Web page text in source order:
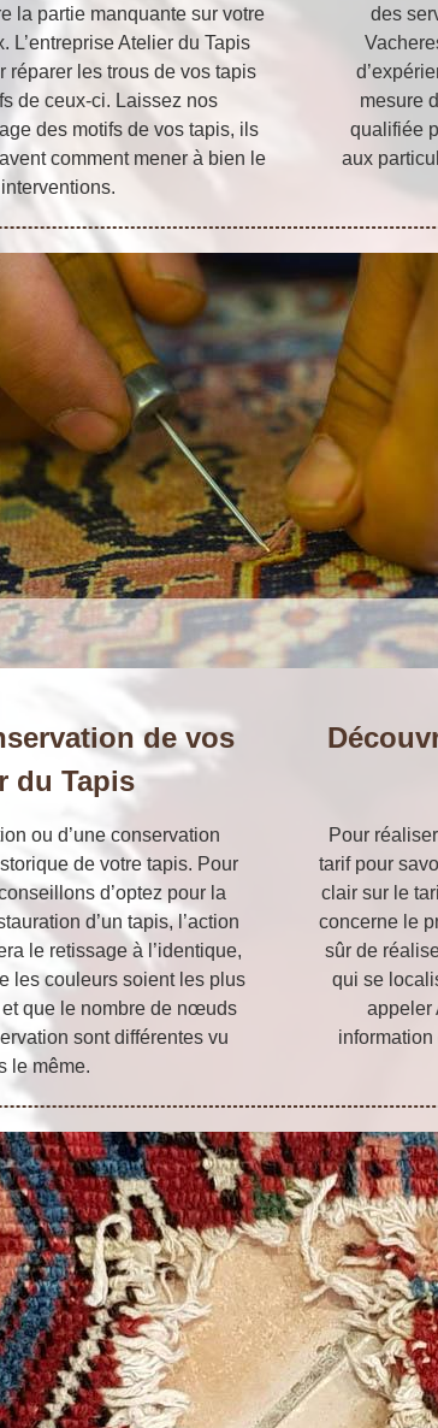
la partie manquante sur votre
L’entreprise Atelier du Tapis
réparer les trous de vos tapis
de ceux-ci. Laissez nos
des motifs de vos tapis, ils
comment mener à bien le
des
mesure
qualifiée
aux
de vos
du Tapis
ou d’une conservation
de votre tapis. Pour
d’optez pour la
d’un tapis, l’action
le retissage à l’identique,
les couleurs soient les plus
que le nombre de nœuds
sont différentes vu
le même.
Pour
tarif pour
clair sur le
concerne le
sûr de
qui se
appeler